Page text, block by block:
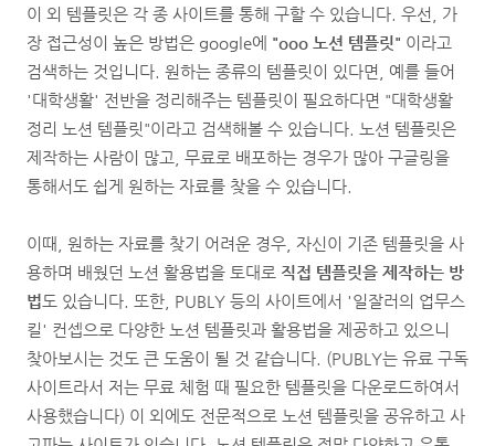
이 외 템플릿은 각 종 사이트를 통해 구할 수 있습니다. 우선, 가
장 접근성이 높은 방법은 google에 "ooo 노션 템플릿" 이라고
검색하는 것입니다. 원하는 종류의 템플릿이 있다면, 예를 들어
'대학생활' 전반을 정리해주는 템플릿이 필요하다면 "대학생활
정리 노션 템플릿"이라고 검색해볼 수 있습니다. 노션 템플릿은
제작하는 사람이 많고, 무료로 배포하는 경우가 많아 구글링을
통해서도 쉽게 원하는 자료를 찾을 수 있습니다.
이때, 원하는 자료를 찾기 어려운 경우, 자신이 기존 템플릿을 사
용하며 배웠던 노션 활용법을 토대로 직접 템플릿을 제작하는 방
법도 있습니다. 또한, PUBLY 등의 사이트에서 '일잘러의 업무스
킬' 컨셉으로 다양한 노션 템플릿과 활용법을 제공하고 있으니
찾아보시는 것도 큰 도움이 될 것 같습니다. (PUBLY는 유료 구독
사이트라서 저는 무료 체험 때 필요한 템플릿을 다운로드하여서
사용했습니다) 이 외에도 전문적으로 노션 템플릿을 공유하고 사